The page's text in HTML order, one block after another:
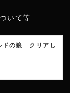
いて等
ドの狼 クリアし